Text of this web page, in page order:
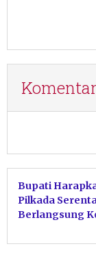
Komentar
Bupati
Pilkada
Berlangsung